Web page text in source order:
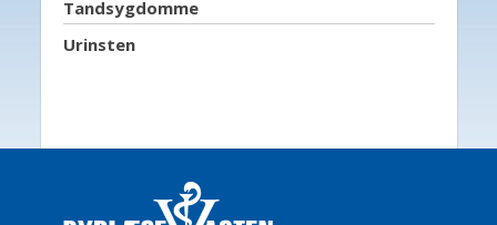
Tandsygdomme
Urinsten